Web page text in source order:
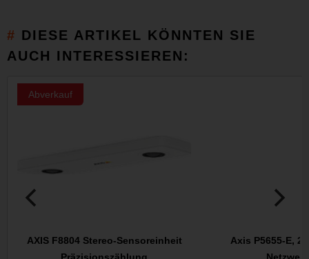
DIESE ARTIKEL KÖNNTEN SIE
AUCH INTERESSIEREN:
Abverkauf
AXIS F8804 Stereo-Sensoreinheit
Axis P5655-E,